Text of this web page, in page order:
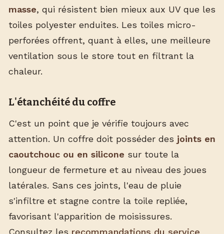
masse, qui résistent bien mieux aux UV que les
toiles polyester enduites. Les toiles micro-
perforées offrent, quant à elles, une meilleure
ventilation sous le store tout en filtrant la
chaleur.
L'étanchéité du coffre
C'est un point que je vérifie toujours avec
attention. Un coffre doit posséder des joints en
caoutchouc ou en silicone sur toute la
longueur de fermeture et au niveau des joues
latérales. Sans ces joints, l'eau de pluie
s'infiltre et stagne contre la toile repliée,
favorisant l'apparition de moisissures.
Consultez les recommandations du service